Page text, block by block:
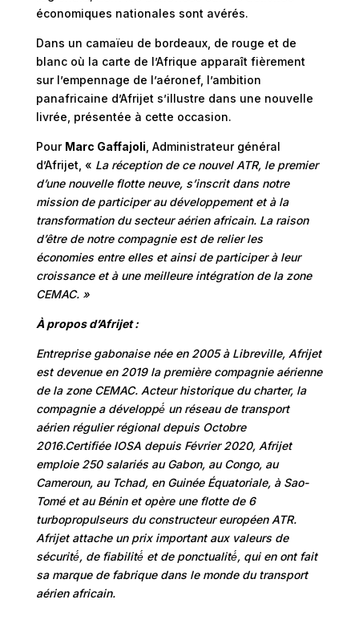
économiques nationales sont avérés.
Dans un camaïeu de bordeaux, de rouge et de
blanc où la carte de l’Afrique apparaît fièrement
sur l’empennage de l’aéronef, l’ambition
panafricaine d’Afrijet s’illustre dans une nouvelle
livrée, présentée à cette occasion.
Pour Marc Gaffajoli , Administrateur général
d’Afrijet, « La réception de ce nouvel ATR, le premier
d’une nouvelle flotte neuve, s’inscrit dans notre
mission de participer au développement et à la
transformation du secteur aérien africain. La raison
d’être de notre compagnie est de relier les
économies entre elles et ainsi de participer à leur
croissance et à une meilleure intégration de la zone
CEMAC. »
À propos d’Afrijet :
Entreprise gabonaise née en 2005 à Libreville, Afrijet
est devenue en 2019 la première compagnie aérienne
de la zone CEMAC. Acteur historique du charter, la
compagnie a développé́ un réseau de transport
aérien régulier régional depuis Octobre
2016.Certifiée IOSA depuis Février 2020, Afrijet
emploie 250 salariés au Gabon, au Congo, au
Cameroun, au Tchad, en Guinée Équatoriale, à Sao-
Tomé et au Bénin et opère une flotte de 6
turbopropulseurs du constructeur européen ATR.
Afrijet attache un prix important aux valeurs de
sécurité́, de fiabilité́ et de ponctualité́, qui en ont fait
sa marque de fabrique dans le monde du transport
aérien africain.